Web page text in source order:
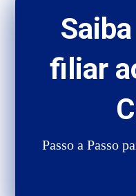
filiar
Passo a Passo